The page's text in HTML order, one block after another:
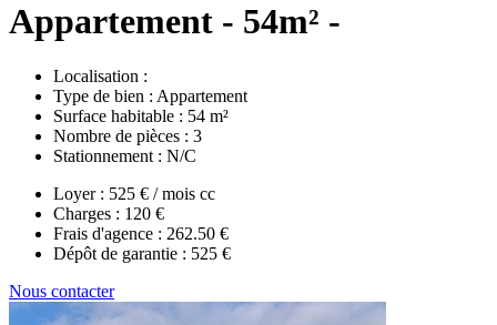
Appartement - 54m² -
Localisation :
Type de bien : Appartement
Surface habitable : 54 m²
Nombre de pièces : 3
Stationnement : N/C
Loyer : 525 € / mois cc
Charges : 120 €
Frais d'agence : 262.50 €
Dépôt de garantie : 525 €
Nous contacter